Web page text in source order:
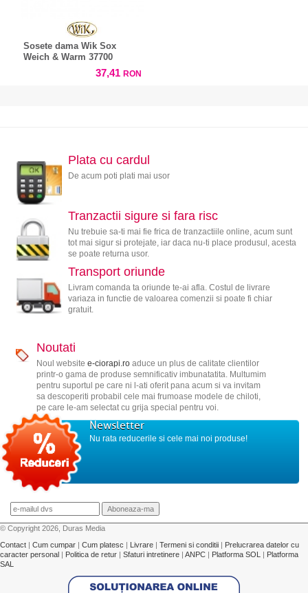
Sosete dama Wik Sox
Weich & Warm 37700
37,41 RON
Plata cu cardul
De acum poti plati mai usor
Tranzactii sigure si fara risc
Nu trebuie sa-ti mai fie frica de tranzactiile online, acum sunt
tot mai sigur si protejate, iar daca nu-ti place produsul, acesta
se poate returna usor.
Transport oriunde
Livram comanda ta oriunde te-ai afla. Costul de livrare
variaza in functie de valoarea comenzii si poate fi chiar
gratuit.
Noutati
Noul website e-ciorapi.roaduce un plus de calitate clientilor
printr-o gama de produse semnificativ imbunatatita. Multumim
pentru suportul pe care ni l-ati oferit pana acum si va invitam
sa descoperiti probabil cele mai frumoase modele de chiloti,
pe care le-am selectat cu grija special pentru voi.
Newsletter
Nu rata reducerile si cele mai noi produse!
© Copyright 2026, Duras Media
Contact | Cum cumpar | Cum platesc | Livrare | Termeni si conditii | Prelucrarea datelor cu
caracter personal | Politica de retur | Sfaturi intretinere | ANPC | Platforma SOL | Platforma
SAL